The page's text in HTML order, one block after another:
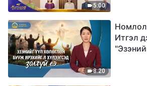
5:00
8:20
Итгэл